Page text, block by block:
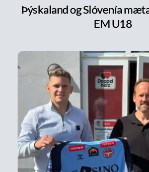
Þýskaland og Slóvenía
EM U18